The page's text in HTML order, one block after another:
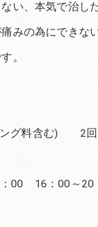
い、本気で治し
痛みの為にでき
。
ング料含む) 2回
：00 16：00～20